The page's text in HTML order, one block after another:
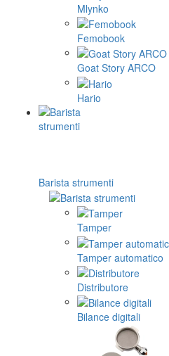
Mlynko
Femobook
Goat Story ARCO
Hario
Barista strumenti
Tamper
Tamper automatico
Distributore
Bilance digitali